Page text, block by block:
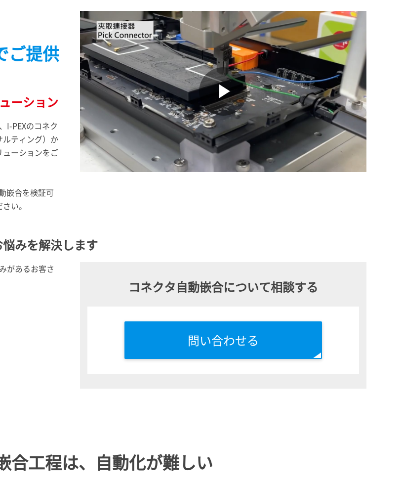
ご提供
ーション
I-PEXのコネク
ティング）か
ーションをご
嵌合を検証可
い。
Play
Video
みを解決します
があるお客さ
コネクタ自動嵌合について相談する
問い合わせる
合工程は、 自動化が難しい